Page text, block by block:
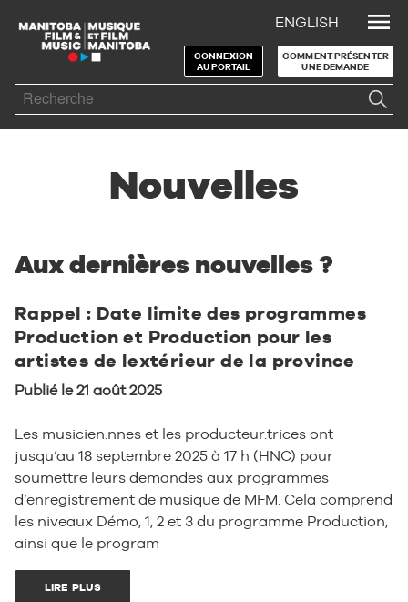
Skip to Navigation
Skip to Content
Skip to Footer
ENGLISH
Search
CONNEXION
AU PORTAIL
COMMENT PRÉSENTER
UNE DEMANDE
Nouvelles
Aux dernières nouvelles ?
Rappel : Date limite des programmes
Production et Production pour les
artistes de lextérieur de la province
Publié le 21 août 2025
Les musicien.nnes et les producteur.trices ont
jusqu’au 18 septembre 2025 à 17 h (HNC) pour
soumettre leurs demandes aux programmes
d’enregistrement de musique de MFM. Cela comprend
les niveaux Démo, 1, 2 et 3 du programme Production,
ainsi que le program
LIRE PLUS